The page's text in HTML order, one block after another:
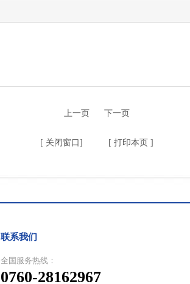
上一页 下一页
[ 关闭窗口 ] [ 打印本页 ]
联系我们
全国服务热线：
0760-28162967